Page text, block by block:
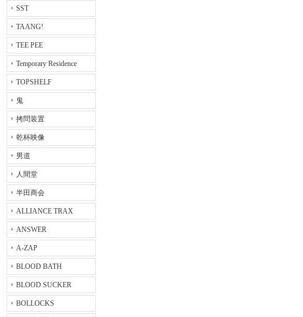
SST
TAANG!
TEE PEE
Temporary Residence
TOPSHELF
鬼
拷問装置
乾杯映像
男道
人間堂
半田商会
ALLIANCE TRAX
ANSWER
A-ZAP
BLOOD BATH
BLOOD SUCKER
BOLLOCKS